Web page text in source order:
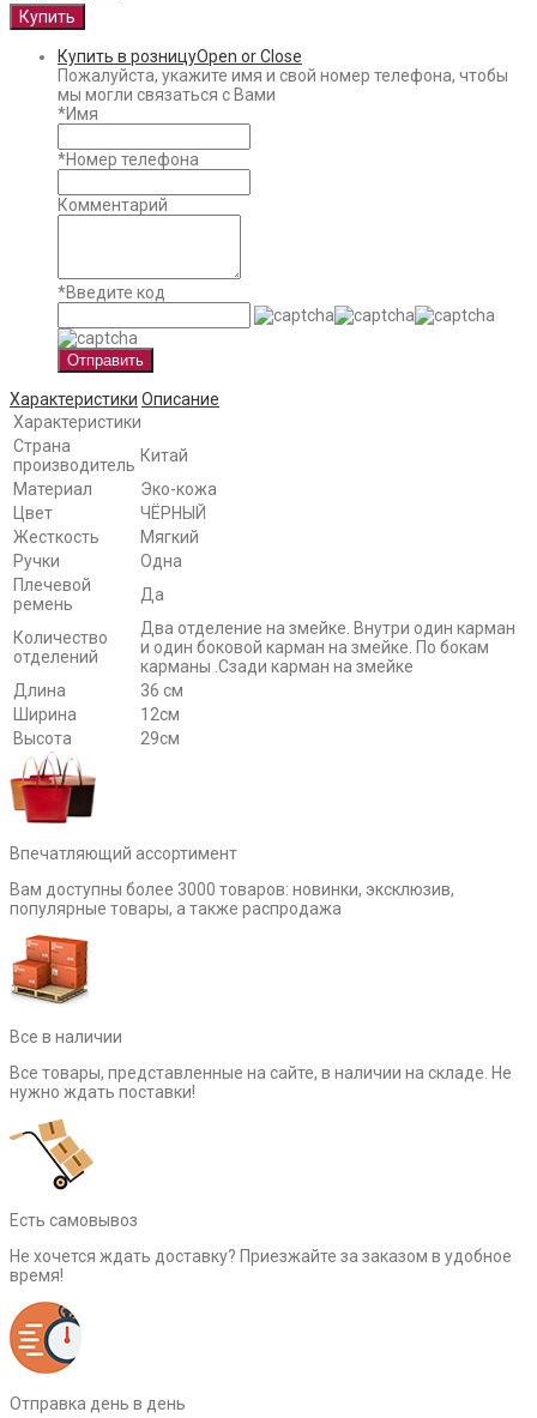
Купить в розницуOpen or Close
Пожалуйста, укажите имя и свой номер телефона, чтобы
мы могли связаться с Вами
*Имя
*Номер телефона
Комментарий
*Введите код
Отправить
Характеристики Описание
Характеристики
Страна
производитель Китай
Материал
Эко-кожа
Цвет
ЧЁРНЫЙ
Жесткость
Мягкий
Ручки
Одна
Плечевой
ремень
Да
Количество
отделений
Два отделение на змейке. Внутри один карман
и один боковой карман на змейке. По бокам
карманы .Сзади карман на змейке
Длина
36 см
Ширина
12см
Высота
29см
Впечатляющий ассортимент
Вам доступны более 3000 товаров: новинки, эксклюзив,
популярные товары, а также распродажа
Все в наличии
Все товары, представленные на сайте, в наличии на складе. Не
нужно ждать поставки!
Есть самовывоз
Не хочется ждать доставку? Приезжайте за заказом в удобное
время!
Отправка день в день